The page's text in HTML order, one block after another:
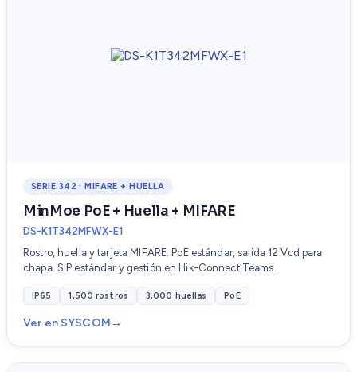
SERIE 342 · MIFARE + HUELLA
MinMoe PoE + Huella + MIFARE
DS-K1T342MFWX-E1
Rostro, huella y tarjeta MIFARE. PoE estándar, salida 12 Vcd para
chapa. SIP estándar y gestión en Hik-Connect Teams.
IP65 1,500 rostros 3,000 huellas PoE
Ver en SYSCOM